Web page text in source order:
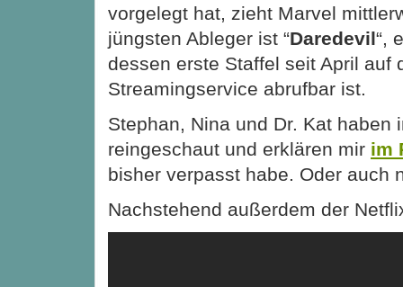
vorgelegt hat, zieht Marvel
jüngsten Ableger ist “Daredevil“,
dessen erste Staffel seit April auf
Streamingservice abrufbar ist.
Stephan, Nina und Dr. Kat haben
reingeschaut und erklären mir im
bisher verpasst habe. Oder auch
Nachstehend außerdem der